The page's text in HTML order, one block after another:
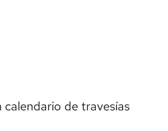
calendario de travesías